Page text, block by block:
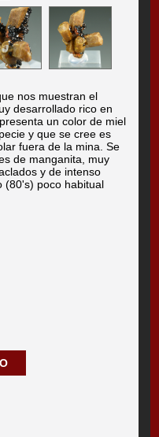
nos muestran el
desarrollado rico en
un color de miel
y que se cree es
fuera de la mina. Se
de manganita, muy
y de intenso
(80's) poco habitual